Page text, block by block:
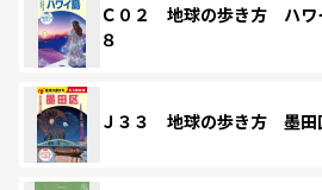
Ｃ０２ 地球の歩き方 ハワ
８
Ｊ３３ 地球の歩き方 墨田